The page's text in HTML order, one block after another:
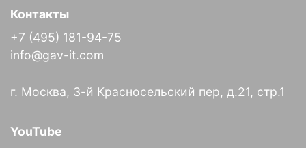
Контакты
+7 (495) 181-94-75
info@gav-it.com
г. Москва, 3-й Красносельский пер, д.21, стр.1
YouTube